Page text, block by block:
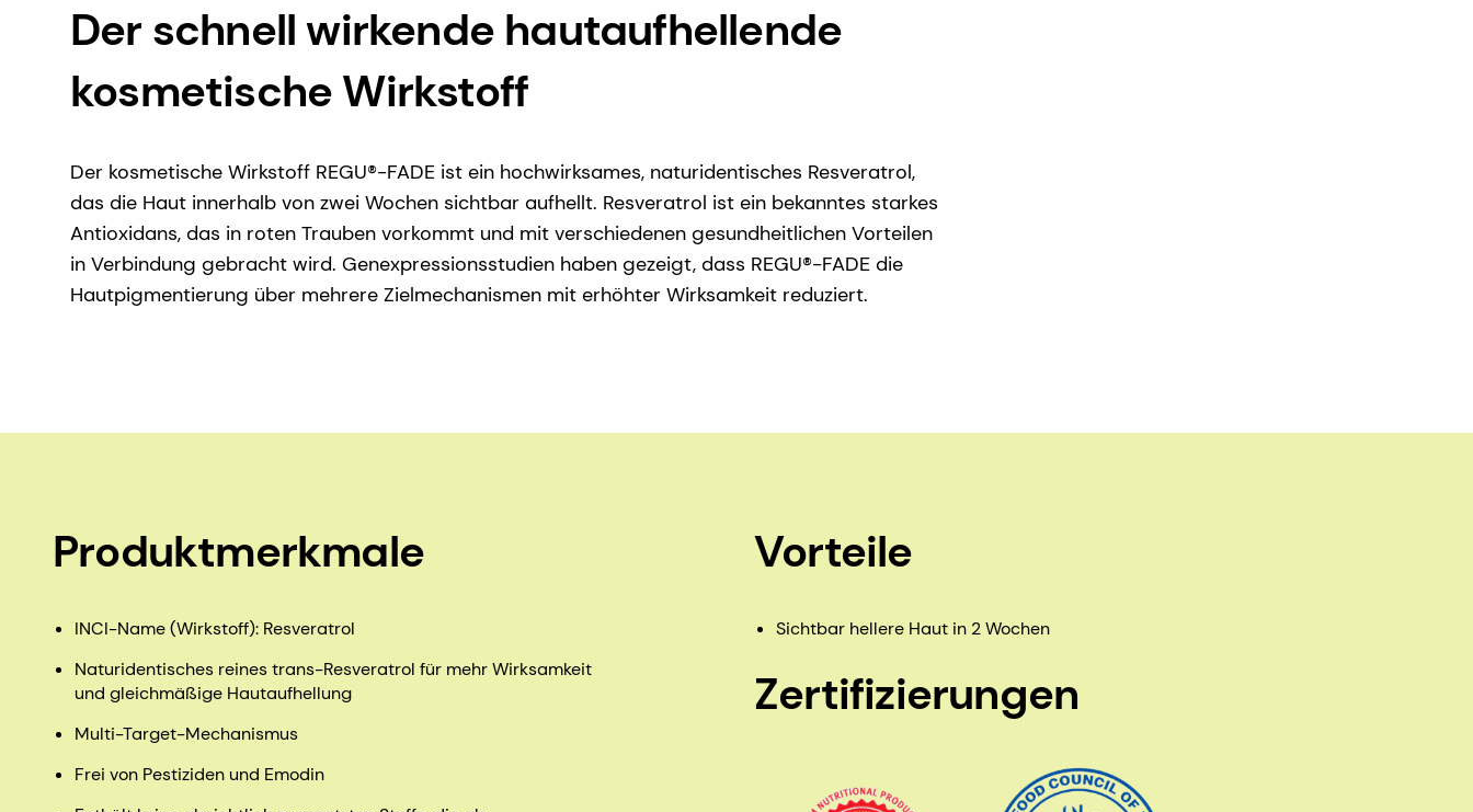
Der schnell wirkende hautaufhellende
kosmetische Wirkstoff
Der kosmetische Wirkstoff REGU®-FADE ist ein hochwirksames, naturidentisches Resveratrol,
das die Haut innerhalb von zwei Wochen sichtbar aufhellt. Resveratrol ist ein bekanntes starkes
Antioxidans, das in roten Trauben vorkommt und mit verschiedenen gesundheitlichen Vorteilen
in Verbindung gebracht wird. Genexpressionsstudien haben gezeigt, dass REGU®-FADE die
Hautpigmentierung über mehrere Zielmechanismen mit erhöhter Wirksamkeit reduziert.
Produktmerkmale
INCI-Name (Wirkstoff): Resveratrol
Naturidentisches reines trans-Resveratrol für mehr Wirksamkeit
und gleichmäßige Hautaufhellung
Multi-Target-Mechanismus
Frei von Pestiziden und Emodin
Vorteile
Sichtbar hellere Haut in 2 Wochen
Zertifizierungen